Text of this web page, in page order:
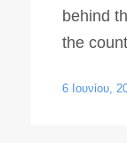
behind
the
6 Ιουνίου,